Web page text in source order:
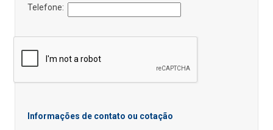
Telefone:
Informações de contato ou cotação